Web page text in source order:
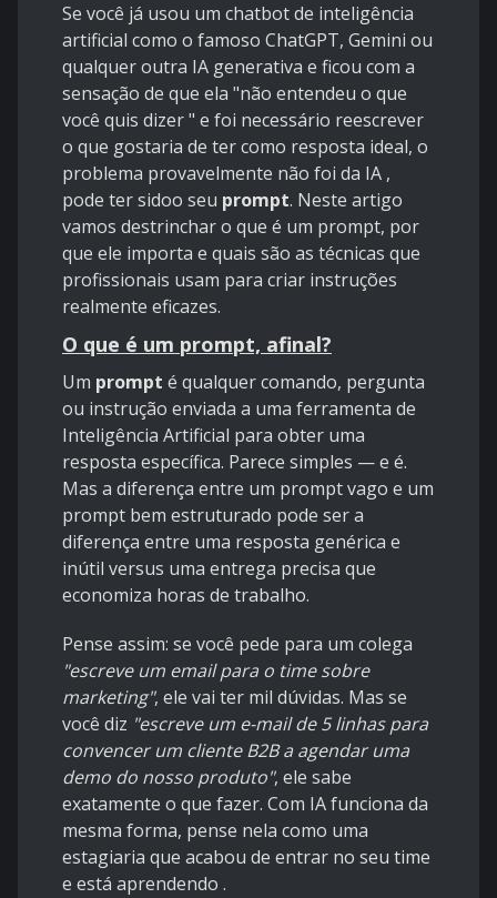
Se você já usou um chatbot de inteligência
artificial como o famoso ChatGPT, Gemini ou
qualquer outra IA generativa e ficou com a
sensação de que ela "não entendeu o que
você quis dizer " e foi necessário reescrever
o que gostaria de ter como resposta ideal, o
problema provavelmente não foi da IA ,
pode ter sidoo seu prompt. Neste artigo
vamos destrinchar o que é um prompt, por
que ele importa e quais são as técnicas que
profissionais usam para criar instruções
realmente eficazes.
O que é um prompt, afinal?
Um prompt é qualquer comando, pergunta
ou instrução enviada a uma ferramenta de
Inteligência Artificial para obter uma
resposta específica. Parece simples — e é.
Mas a diferença entre um prompt vago e um
prompt bem estruturado pode ser a
diferença entre uma resposta genérica e
inútil versus uma entrega precisa que
economiza horas de trabalho.
Pense assim: se você pede para um colega
"escreve um email para o time sobre
marketing", ele vai ter mil dúvidas. Mas se
você diz "escreve um e-mail de 5 linhas para
convencer um cliente B2B a agendar uma
demo do nosso produto", ele sabe
exatamente o que fazer. Com IA funciona da
mesma forma, pense nela como uma
estagiaria que acabou de entrar no seu time
e está aprendendo .